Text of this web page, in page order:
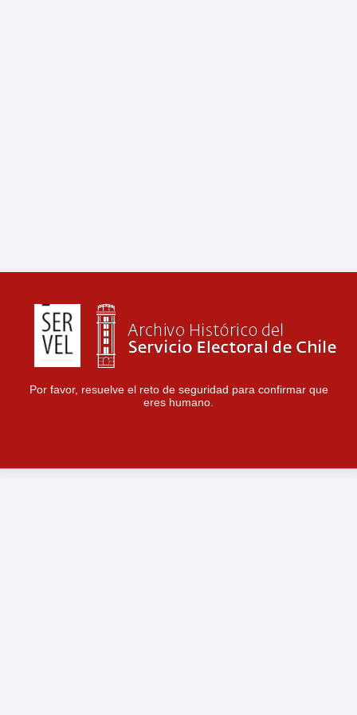
Por favor, resuelve el reto de seguridad para confirmar que
eres humano.